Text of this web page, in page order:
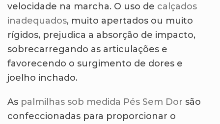
velocidade na marcha. O uso de calçados
inadequados, muito apertados ou muito
rígidos, prejudica a absorção de impacto,
sobrecarregando as articulações e
favorecendo o surgimento de dores e
joelho inchado.
As palmilhas sob medida Pés Sem Dor são
confeccionadas para proporcionar o